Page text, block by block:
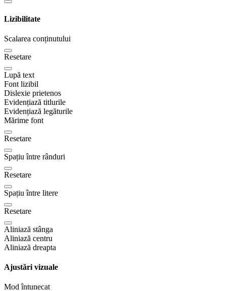
Lizibilitate
Scalarea conținutului
Resetare
Lupă text
Font lizibil
Dislexie prietenos
Evidențiază titlurile
Evidențiază legăturile
Mărime font
Resetare
Spațiu între rânduri
Resetare
Spațiu între litere
Resetare
Aliniază stânga
Aliniază centru
Aliniază dreapta
Ajustări vizuale
Mod întunecat